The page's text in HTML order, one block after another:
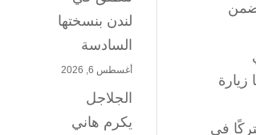
ضمن
إلى المملكة في عام 1981م، أعقبتها زيارة
أثمرت أكثر من 80 مشروعًا مشتركًا في
لندن بنسختها
السادسة
أغسطس 6, 2026
الجلاجل
يكرم هاني